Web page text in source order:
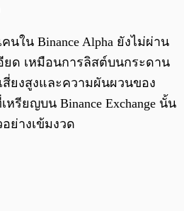
นใน Binance Alpha ยังไม่ผ่าน
ยด เหมือนการลิสต์บนกระดาน
ยงสูงและความผันผวนของ
รียญบน Binance Exchange นั้น
ย่างเข้มงวด